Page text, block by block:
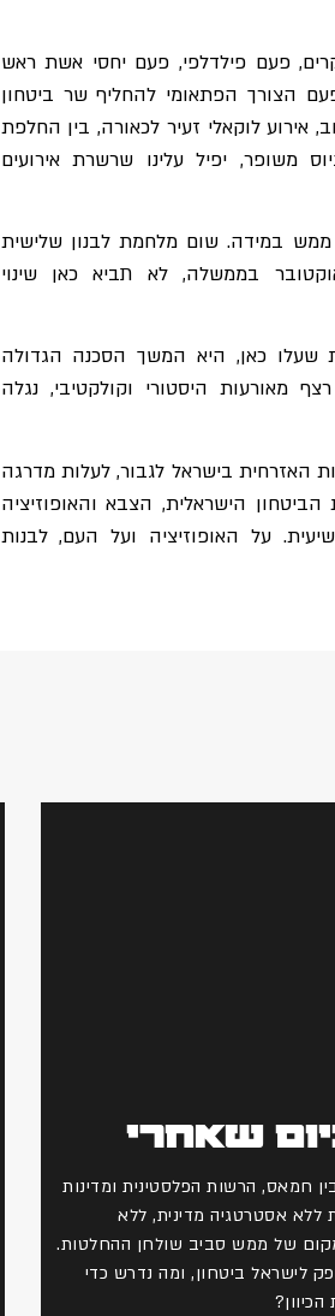
פעם פילדלפי, פעם יחסי אשת ראש
הצורך הפתאומי להחליף שר ביטחון
לוקאלי זעיר לכאורה, בין החלפת
משופר, יפיל עלינו שרשרת אירועים
במידה. שום מלחמת לבנון שלישית
בממשלה, לא תביא כאן שינוי
שעלו כאן, היא המשך הסכנה הגדולה
מאורעות היסטורי וקולקטיבי, נגלה
בישראל לגבור, לעלות מדרגה
הישראלית, הצבא והאופוזיציה
על האופוזיציה ועל העם, לבנות
שאחרי
חמאס, הרשות הפלסטינית ומדינות
ללא אסטרטגיה מדינית, ללא
מקום של ממש סביב שולחן ההחלטות.
לישראל ביטחון, ומה נדרש כדי